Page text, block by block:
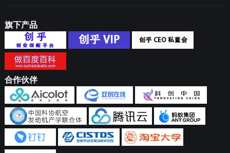
旗下产品
合作伙伴